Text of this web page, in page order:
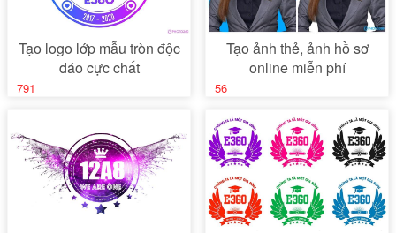
Tạo logo lớp mẫu tròn độc
đáo cực chất
791
Tạo ảnh thẻ, ảnh hồ sơ
online miễn phí
56